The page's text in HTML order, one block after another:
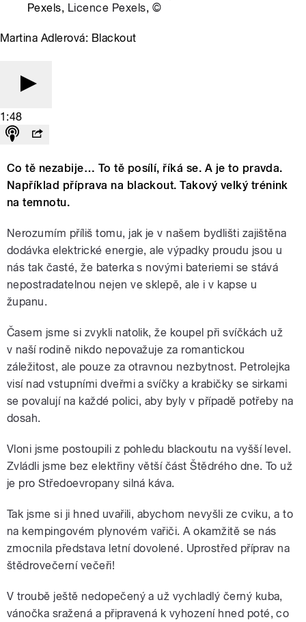
Pexels, Licence Pexels, ©
Martina Adlerová: Blackout
1:48
Co tě nezabije… To tě posílí, říká se. A je to pravda.
Například příprava na blackout. Takový velký trénink
na temnotu.
Nerozumím příliš tomu, jak je v našem bydlišti zajištěna
dodávka elektrické energie, ale výpadky proudu jsou u
nás tak časté, že baterka s novými bateriemi se stává
nepostradatelnou nejen ve sklepě, ale i v kapse u
županu.
Časem jsme si zvykli natolik, že koupel při svíčkách už
v naší rodině nikdo nepovažuje za romantickou
záležitost, ale pouze za otravnou nezbytnost. Petrolejka
visí nad vstupními dveřmi a svíčky a krabičky se sirkami
se povalují na každé polici, aby byly v případě potřeby na
dosah.
Vloni jsme postoupili z pohledu blackoutu na vyšší level.
Zvládli jsme bez elektřiny větší část Štědrého dne. To už
je pro Středoevropany silná káva.
Tak jsme si ji hned uvařili, abychom nevyšli ze cviku, a to
na kempingovém plynovém vařiči. A okamžitě se nás
zmocnila představa letní dovolené. Uprostřed příprav na
štědrovečerní večeři!
V troubě ještě nedopečený a už vychladlý černý kuba,
vánočka sražená a připravená k vyhození hned poté, co